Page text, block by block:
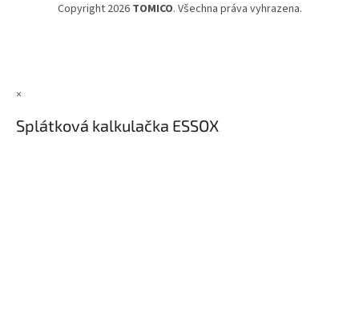
Copyright 2026 TOMICO. Všechna práva vyhrazena.
×
Splátková kalkulačka ESSOX